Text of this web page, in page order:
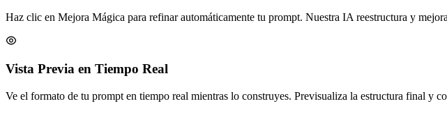
Haz clic en Mejora Mágica para refinar automáticamente tu prompt. Nuestra IA reestructura y
Vista Previa en Tiempo Real
Ve el formato de tu prompt en tiempo real mientras lo construyes. Previsualiza la estructura final y